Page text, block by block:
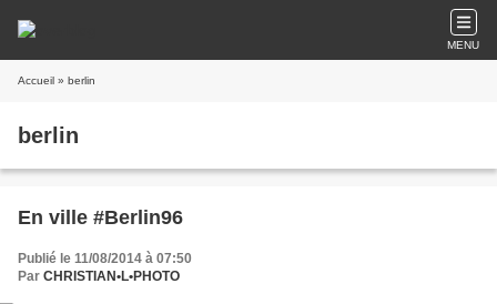
MENU
Accueil » berlin
berlin
En ville #Berlin96
Publié le 11/08/2014 à 07:50
Par CHRISTIAN•L•PHOTO